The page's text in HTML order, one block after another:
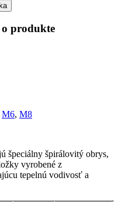
o produkte
M6, M8
špeciálny špirálovitý obrys,
vyrobené z
tepelnú vodivosť a